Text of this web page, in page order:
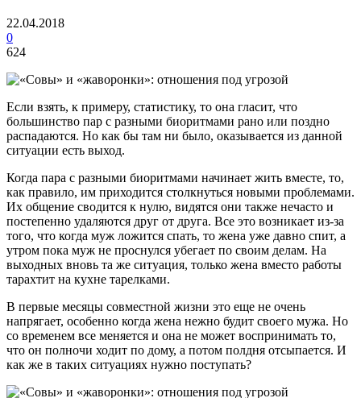
22.04.2018
0
624
Если взять, к примеру, статистику, то она гласит, что
большинство пар с разными биоритмами рано или поздно
распадаются. Но как бы там ни было, оказывается из данной
ситуации есть выход.
Когда пара с разными биоритмами начинает жить вместе, то,
как правило, им приходится столкнуться новыми проблемами.
Их общение сводится к нулю, видятся они также нечасто и
постепенно удаляются друг от друга. Все это возникает из-за
того, что когда муж ложится спать, то жена уже давно спит, а
утром пока муж не проснулся убегает по своим делам. На
выходных вновь та же ситуация, только жена вместо работы
тарахтит на кухне тарелками.
В первые месяцы совместной жизни это еще не очень
напрягает, особенно когда жена нежно будит своего мужа. Но
со временем все меняется и она не может воспринимать то,
что он полночи ходит по дому, а потом полдня отсыпается. И
как же в таких ситуациях нужно поступать?